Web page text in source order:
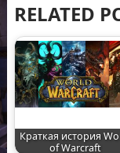
RELATED
Краткая история
of Warcraft